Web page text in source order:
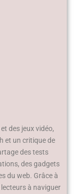
des jeux vidéo,
et un critique de
des tests
des gadgets
du web. Grâce à
à naviguer